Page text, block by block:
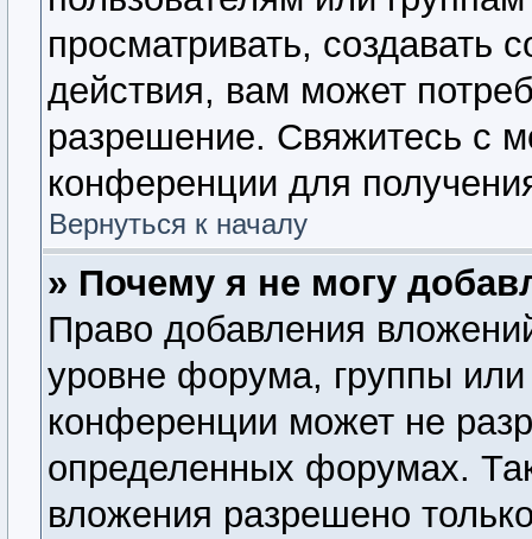
просматривать, создавать
действия, вам может
разрешение. Свяжитесь с
конференции для
Вернуться к началу
» Почему я не могу
Право добавления
уровне форума, группы
конференции может не
определенных форумах.
вложения разрешено